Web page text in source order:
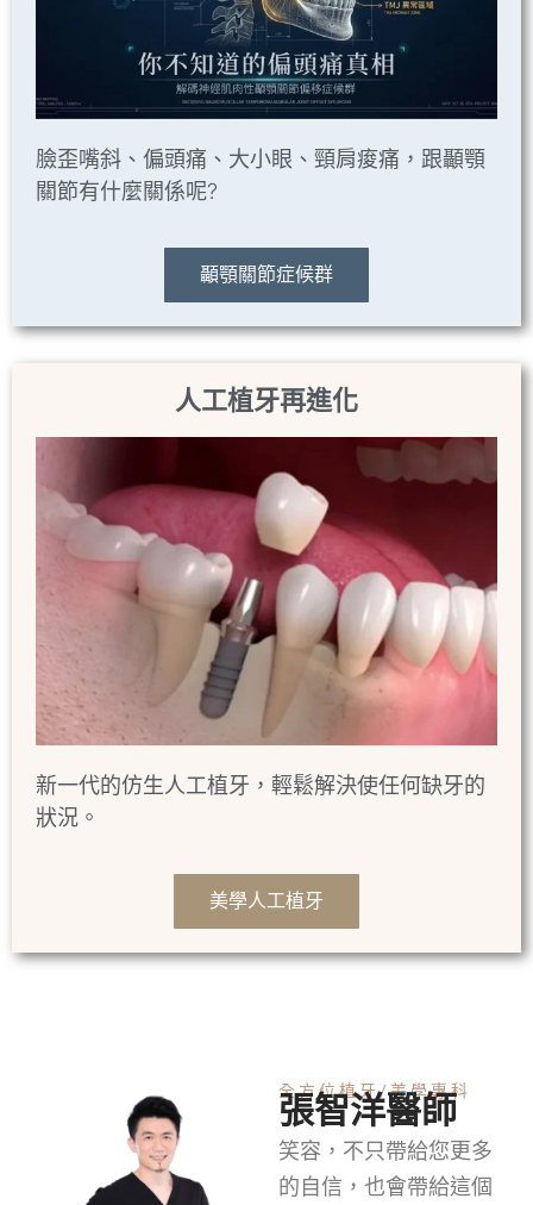
臉歪嘴斜、偏頭痛、大小眼、頸肩痠痛，跟顳顎
關節有什麼關係呢?
顳顎關節症候群
人工植牙再進化
新一代的仿生人工植牙，輕鬆解決使任何缺牙的
狀況。
美學人工植牙
全方位植牙/美學專科
張智洋醫師
笑容，不只帶給您更多
的自信，也會帶給這個